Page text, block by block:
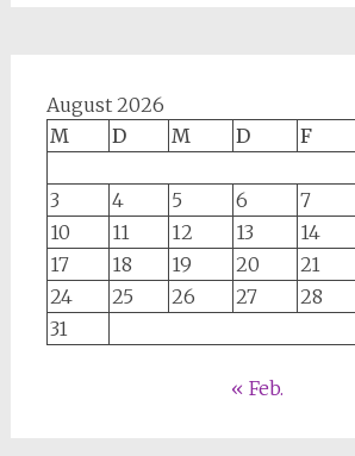
August 2026
M
D M D F
3
4 5 6 7
10
11 12 13 14
17
18 19 20 21
24
25 26 27 28
31
« Feb.